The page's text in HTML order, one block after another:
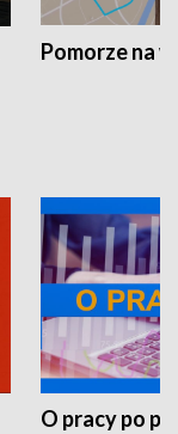
Pomorze na
O pracy po